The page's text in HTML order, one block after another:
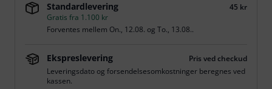
Standardlevering
45 kr
Gratis fra 1.100 kr
Forventes mellem On., 12.08. og To., 13.08..
Ekspreslevering
Pris ved checkud
Leveringsdato og forsendelsesomkostninger beregnes ved
kassen.